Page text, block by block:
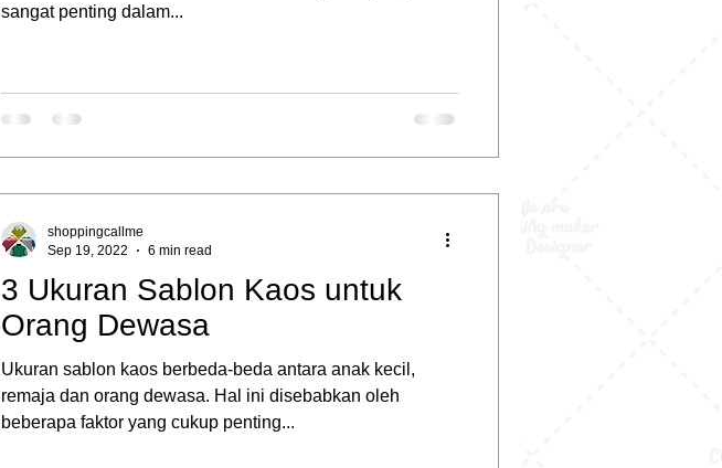
sangat penting dalam...
3 Ukuran Sablon Kaos untuk
Orang Dewasa
Ukuran sablon kaos berbeda-beda antara anak kecil,
remaja dan orang dewasa. Hal ini disebabkan oleh
beberapa faktor yang cukup penting...
shoppingcallme
Sep 19, 2022
6 min read